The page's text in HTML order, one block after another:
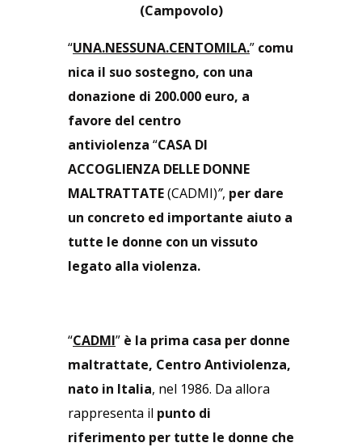
(Campovolo)
“UNA.NESSUNA.CENTOMILA.” comu
nica il suo sostegno, con una
donazione di 200.000 euro, a
favore del centro
antiviolenza “CASA DI
ACCOGLIENZA DELLE DONNE
MALTRATTATE(CADMI)”, per dare
un concreto ed importante aiuto a
tutte le donne con un vissuto
legato alla violenza.
“CADMI” è la prima casa per donne
maltrattate, Centro Antiviolenza,
nato in Italia, nel 1986. Da allora
rappresenta il punto di
riferimento per tutte le donne che